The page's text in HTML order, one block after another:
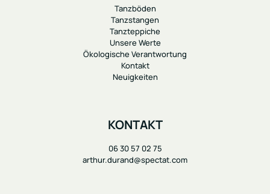
Tanzböden
Tanzstangen
Tanzteppiche
Unsere Werte
Ökologische Verantwortung
Kontakt
Neuigkeiten
KONTAKT
06 30 57 02 75
arthur.durand@spectat.com